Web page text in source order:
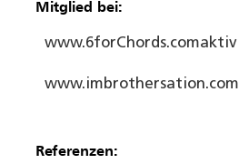
Mitglied bei:
www.6forChords.comaktiv
www.imbrothersation.com
Referenzen: